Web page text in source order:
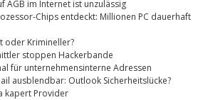
AGB im Internet ist unzulässig
Chips entdeckt: Millionen PC dauerhaft
oder Krimineller?
stoppen Hackerbande
für unternehmensinterne Adressen
ausblendbar: Outlook Sicherheitslücke?
kapert Provider